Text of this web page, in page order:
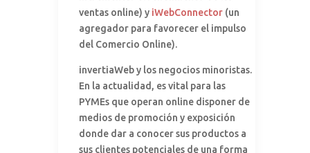
ventas online) y iWebConnector (un
agregador para favorecer el impulso
del Comercio Online).
invertiaWeb y los negocios minoristas.
En la actualidad, es vital para las
PYMEs que operan online disponer de
medios de promoción y exposición
donde dar a conocer sus productos a
sus clientes potenciales de una forma